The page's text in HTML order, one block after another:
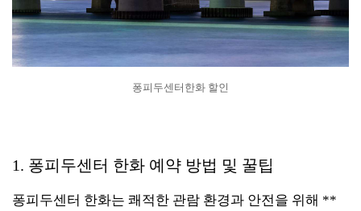
퐁피두센터한화 할인
1. 퐁피두센터 한화 예약 방법 및 꿀팁
퐁피두센터 한화는 쾌적한 관람 환경과 안전을 위해 **